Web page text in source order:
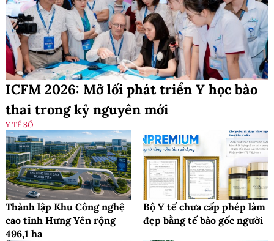
ICFM 2026: Mở lối phát triển Y học bào
thai trong kỷ nguyên mới
Y TẾ SỐ
Thành lập Khu Công nghệ
cao tỉnh Hưng Yên rộng
496,1 ha
Bộ Y tế chưa cấp phép làm
đẹp bằng tế bào gốc người